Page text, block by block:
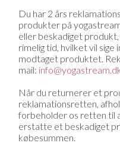
Du har 2 års
produkter på
eller beskadiget
rimelig tid, hvilket vil
modtaget produktet.
mail:
Når du returnerer et
reklamationsretten,
forbeholder os retten til
erstatte et beskadiget
købesummen.